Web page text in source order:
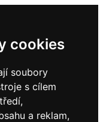
cookies
soubory
s cílem
a reklam,